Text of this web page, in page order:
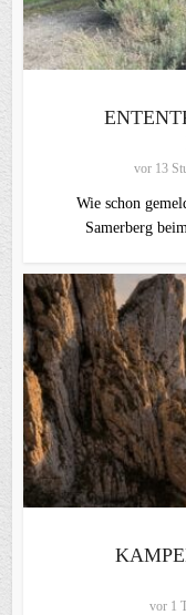
vor 13
Wie schon
Samerberg
vor 1